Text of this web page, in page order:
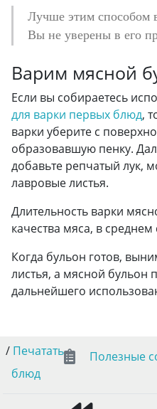
Лучше этим способом
Вы не уверены в его
Варим мясной
Если вы собираетесь
для варки первых блюд,
варки уберите с
образовавшую пенку.
добавьте репчатый лук,
лавровые листья.
Длительность варки
качества мяса, в среднем
Когда бульон готов,
листья, а мясной бульон
дальнейшего
/ Печатать Полезные
блюд